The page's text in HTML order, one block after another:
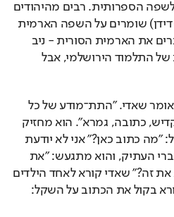
התלמוד הבבלי, והוא נחשב לשפה הספרותית. רבים מהיהודים
יוצאי כורדיסטן (קהילת נאש דידן) שומרים על השפה הארמית
גם בימינו. אנשי גוש חלב דוברים את הארמית הסורית - ניב
כמעט זהה לארמית הגלילית של התלמוד הירושלמי, אבל
"התרבות שלך היא ארמית", אומר שאדי. "התת־מודע של כל
יהודי כולל תשתית ארמית: קדיש, כתובה, גמרא". הוא מחזיק
מולי שקל ישראלי חדש ושואל: "מה כתוב כאן?" אני לא יודעת
לקרוא את אותיות הכתב העברי העתיק, והוא מתגעש: "את
יהודייה ואת לא יכולה לקרוא את זה?" שאדי קורא לאחד הילדים
המשתתפים בקייטנה וזה קורא בקול את הכתוב על השקל: